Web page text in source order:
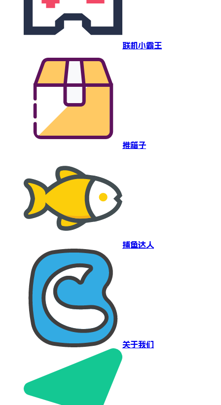
联机小霸王
推箱子
捕鱼达人
关于我们